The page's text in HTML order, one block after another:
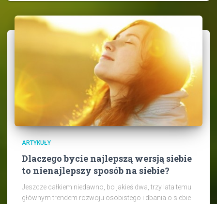
ARTYKUŁY
Dlaczego bycie najlepszą wersją siebie
to nienajlepszy sposób na siebie?
Jeszcze całkiem niedawno, bo jakieś dwa, trzy lata temu
głównym trendem rozwoju osobistego i dbania o siebie